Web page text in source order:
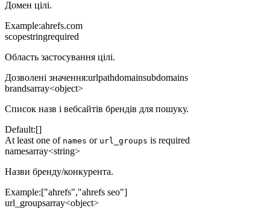
Домен цілі.
Example:ahrefs.com
scopestringrequired
Область застосування цілі.
Дозволені значення:urlpathdomainsubdomains
brandsarray<object>
Список назв і вебсайтів брендів для пошуку.
Default:[]
At least one of names or url_groups is required
namesarray<string>
Назви бренду/конкурента.
Example:["ahrefs","ahrefs seo"]
url_groupsarray<object>